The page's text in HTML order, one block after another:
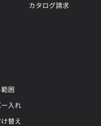
カタログ請求
囲
入れ
替え